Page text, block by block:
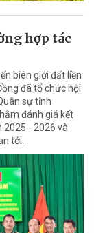
hợp tác
biên giới đất liền
đã tổ chức hội
sự tỉnh
đánh giá kết
2025 - 2026 và
tới.